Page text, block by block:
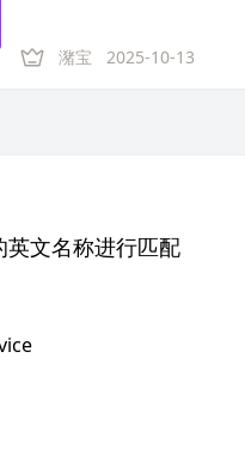
潴宝 2025-10-13
文名称进行匹配